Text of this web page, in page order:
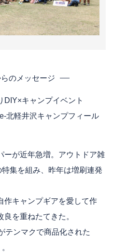
のメッセージ
DIY×キャンプイベント
北軽井沢キャンプフィール
ーが近年急増。アウトドア雑
集を組み、昨年は増刷連発
作キャンプギアを愛して作
を重ねたてきた。
テンマクで商品化された